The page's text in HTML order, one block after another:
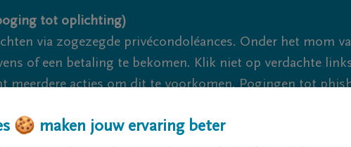
tot oplichting)
via zogezegde privécondoléances. Onder het mom
of een betaling te bekomen. Klik niet op verdachte
meerdere acties om dit te voorkomen. Pogingen tot
🍪 maken jouw ervaring beter